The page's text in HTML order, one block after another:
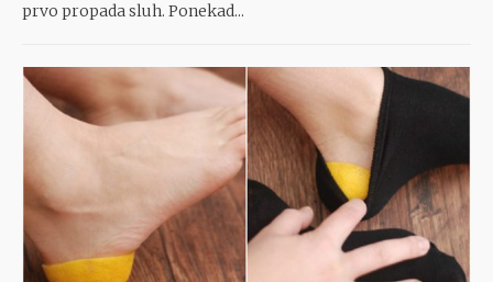
prvo propada sluh. Ponekad...